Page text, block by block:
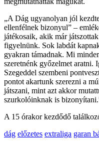
„A Dág ugyanolyan jól
ellenfélnek bizonyul” –
játékosaik, akik már
figyelnünk. Sok labdát
gyakran támadnak. Mi
szeretnénk győzelmet aratni.
Szegeddel szembeni
pontot akartunk szerezni a
játszani, mint azt akkor
szurkolóinknak is
A 15 órakor kezdődő
dág előzetes extraliga garan